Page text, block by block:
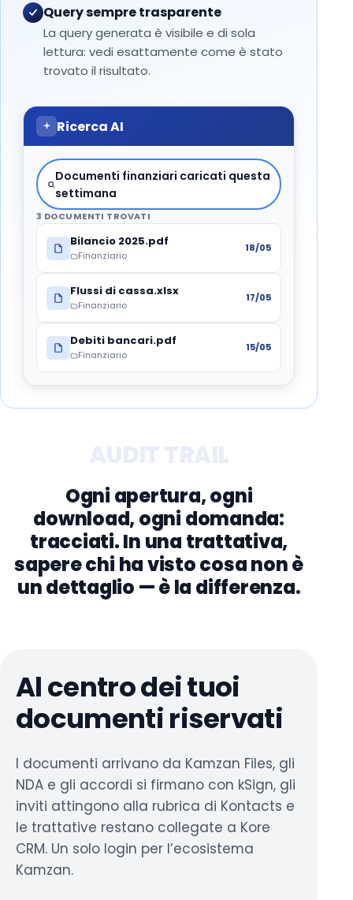
Query sempre trasparente
La query generata è visibile e di sola
lettura: vedi esattamente come è stato
trovato il risultato.
Ricerca AI
Documenti finanziari caricati questa
settimana
3 DOCUMENTI TROVATI
Bilancio 2025.pdf
Finanziario
18/05
Flussi di cassa.xlsx
Finanziario
17/05
Debiti bancari.pdf
Finanziario
15/05
Ogni apertura, ogni
download, ogni domanda:
tracciati. In una trattativa,
sapere chi ha visto cosa non è
un dettaglio — è la differenza.
Al centro dei tuoi
documenti riservati
I documenti arrivano da Kamzan Files, gli
NDA e gli accordi si firmano con kSign, gli
inviti attingono alla rubrica di Kontacts e
le trattative restano collegate a Kore
CRM. Un solo login per l’ecosistema
Kamzan.